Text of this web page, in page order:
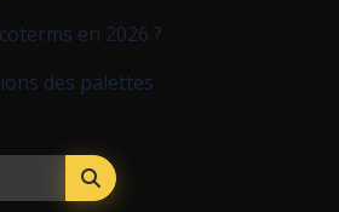
en 2026 ?
des palettes